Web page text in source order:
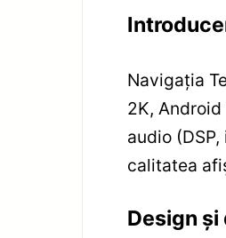
Navigația
2K,
audio
calitatea
Design și